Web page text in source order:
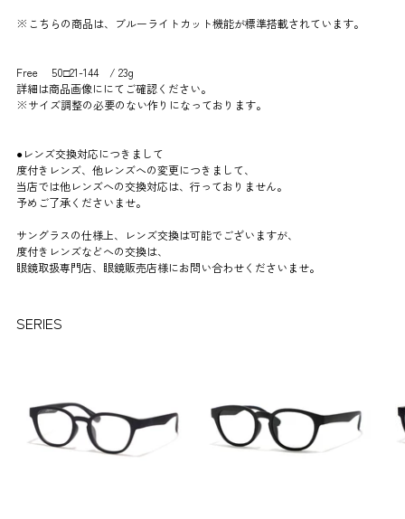
※こちらの商品は、ブルーライトカット機能が標準搭載されています。
Free 50□21-144 / 23g
詳細は商品画像ににてご確認ください。
※サイズ調整の必要のない作りになっております。
●レンズ交換対応につきまして
度付きレンズ、他レンズへの変更につきまして、
当店では他レンズへの交換対応は、行っておりません。
予めご了承くださいませ。
サングラスの仕様上、レンズ交換は可能でございますが、
度付きレンズなどへの交換は、
眼鏡取扱専門店、眼鏡販売店様にお問い合わせくださいませ。
品
SERIES